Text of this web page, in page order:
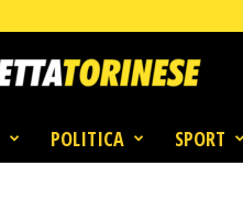
POLITICA SPORT